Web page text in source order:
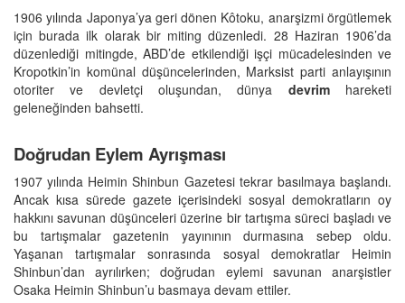
1906 yılında Japonya’ya geri dönen Kôtoku, anarşizmi örgütlemek
için burada ilk olarak bir miting düzenledi. 28 Haziran 1906’da
düzenlediği mitingde, ABD’de etkilendiği işçi mücadelesinden ve
Kropotkin’in komünal düşüncelerinden, Marksist parti anlayışının
otoriter ve devletçi oluşundan, dünya devrimhareketi
geleneğinden bahsetti.
Doğrudan Eylem Ayrışması
1907 yılında Heimin Shinbun Gazetesi tekrar basılmaya başlandı.
Ancak kısa sürede gazete içerisindeki sosyal demokratların oy
hakkını savunan düşünceleri üzerine bir tartışma süreci başladı ve
bu tartışmalar gazetenin yayınının durmasına sebep oldu.
Yaşanan tartışmalar sonrasında sosyal demokratlar Heimin
Shinbun’dan ayrılırken; doğrudan eylemi savunan anarşistler
Osaka Heimin Shinbun’u basmaya devam ettiler.